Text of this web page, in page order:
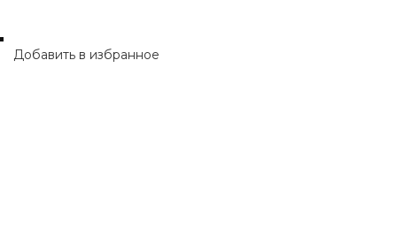
Добавить в избранное